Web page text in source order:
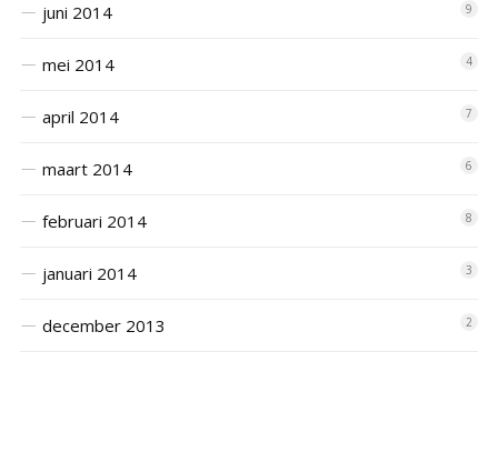
juni 2014 9
mei 2014 4
april 2014 7
maart 2014 6
februari 2014 8
januari 2014 3
december 2013 2